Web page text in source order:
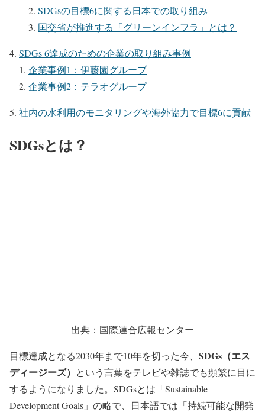
SDGsの目標6に関する日本での取り組み
国交省が推進する「グリーンインフラ」とは？
SDGs 6達成のための企業の取り組み事例
企業事例1：伊藤園グループ
企業事例2：テラオグループ
社内の水利用のモニタリングや海外協力で目標6に貢献
SDGsとは？
出典：国際連合広報センター
目標達成となる2030年まで10年を切った今、 SDGs（エス
ディージーズ） という言葉をテレビや雑誌でも頻繁に目に
するようになりました。SDGsとは「Sustainable
Development Goals」の略で、日本語では「持続可能な開発